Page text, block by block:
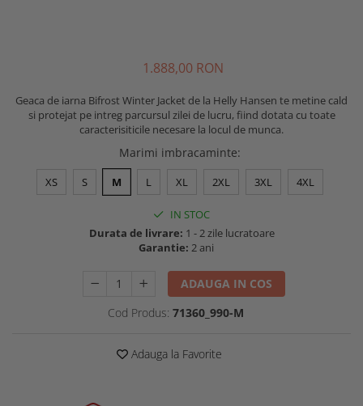
Echipamente muncitori ferma
Echipamente mulgatori
Echipamente trimeri ongloane
Manusi protectie
Casti si antifoane protectie
1.888,00 RON
Geaca de iarna Bifrost Winter Jacket de la Helly Hansen te metine cald
si protejat pe intreg parcursul zilei de lucru, fiind dotata cu toate
caracterisiticile necesare la locul de munca.
Marimi imbracaminte:
XS S M L XL 2XL 3XL 4XL
IN STOC
Durata de livrare: 1 - 2 zile lucratoare
Garantie: 2 ani
ADAUGA IN COS
Cod Produs: 71360_990-M
Adauga la Favorite